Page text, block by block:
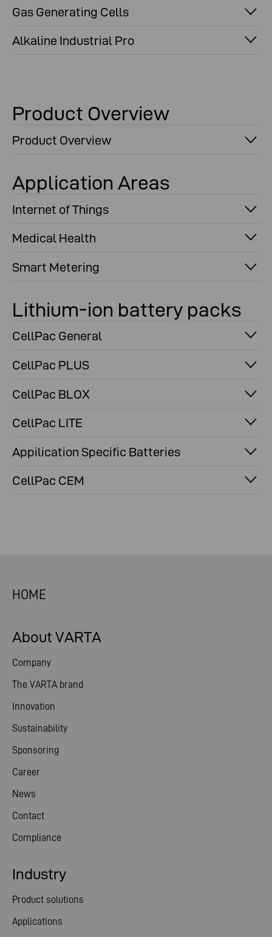
Gas Generating Cells
Alkaline Industrial Pro
Product Overview
Product Overview
Application Areas
Internet of Things
Medical Health
Smart Metering
Lithium-ion battery packs
CellPac General
CellPac PLUS
CellPac BLOX
CellPac LITE
Appilication Specific Batteries
CellPac CEM
HOME
About VARTA
Company
The VARTA brand
Innovation
Sustainability
Sponsoring
Career
News
Contact
Compliance
Industry
Product solutions
Applications